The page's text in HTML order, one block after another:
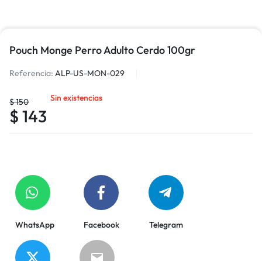
Pouch Monge Perro Adulto Cerdo 100gr
Referencia: ALP-US-MON-029
$150
$ 143
Sin existencias
WhatsApp Facebook Telegram